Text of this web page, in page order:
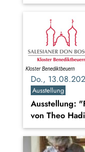
Do.,
Ausstellung
Ausstellung:
von Theo